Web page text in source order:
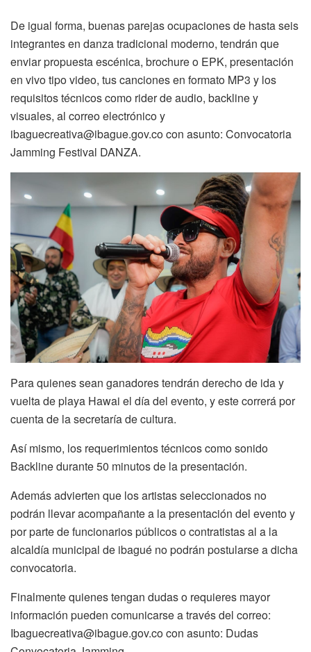
De igual forma, buenas parejas ocupaciones de hasta seis
integrantes en danza tradicional moderno, tendrán que
enviar propuesta escénica, brochure o EPK, presentación
en vivo tipo video, tus canciones en formato MP3 y los
requisitos técnicos como rider de audio, backline y
visuales, al correo electrónico y
ibaguecreativa@ibague.gov.co con asunto: Convocatoria
Jamming Festival DANZA.
Para quienes sean ganadores tendrán derecho de ida y
vuelta de playa Hawai el día del evento, y este correrá por
cuenta de la secretaría de cultura.
Así mismo, los requerimientos técnicos como sonido
Backline durante 50 minutos de la presentación.
Además advierten que los artistas seleccionados no
podrán llevar acompañante a la presentación del evento y
por parte de funcionarios públicos o contratistas al a la
alcaldía municipal de ibagué no podrán postularse a dicha
convocatoria.
Finalmente quienes tengan dudas o requieres mayor
información pueden comunicarse a través del correo:
Ibaguecreativa@ibague.gov.co con asunto: Dudas